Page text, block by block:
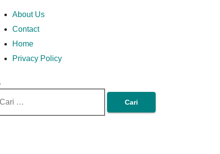
Money In Every
Way
In Every Way
About Us
Contact
Home
Privacy Policy